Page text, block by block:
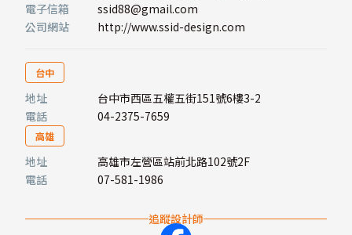
電子信箱
ssid88@gmail.com
公司網站
http://www.ssid-design.com
台中
地址
台中市西區五權五街151號6樓3-2
電話
04-2375-7659
高雄
地址
高雄市左營區站前北路102號2F
電話
07-581-1986
追蹤設計師